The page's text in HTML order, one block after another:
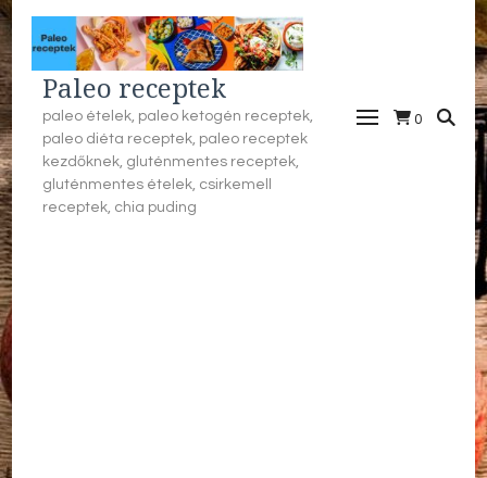
Paleo receptek
paleo ételek, paleo ketogén receptek,
paleo diéta receptek, paleo receptek
kezdőknek, gluténmentes receptek,
gluténmentes ételek, csirkemell
receptek, chia puding
0